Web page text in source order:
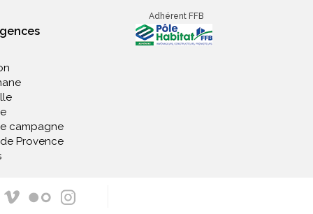
campagne
Provence
Adhérent FFB